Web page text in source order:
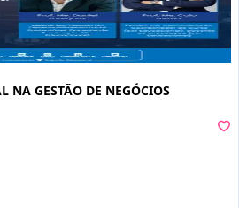
NA GESTÃO DE NEGÓCIOS